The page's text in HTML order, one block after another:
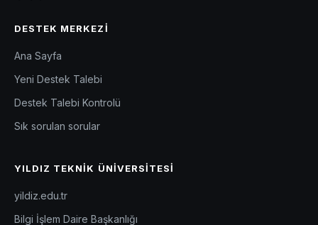
DESTEK MERKEZI
Ana Sayfa
Yeni Destek Talebi
Destek Talebi Kontrolü
Sık sorulan sorular
YILDIZ TEKNIK ÜNIVERSITESI
yildiz.edu.tr
Bilgi İşlem Daire Başkanlığı